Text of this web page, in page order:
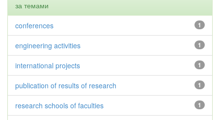
за темами
1
conferences
1
engineering activities
1
international projects
1
publication of results of research
1
research schools of faculties